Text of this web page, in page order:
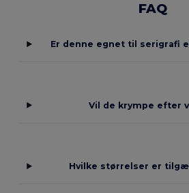
FAQ
Er denne egnet til serigrafi
Vil de krympe efter
Hvilke størrelser er